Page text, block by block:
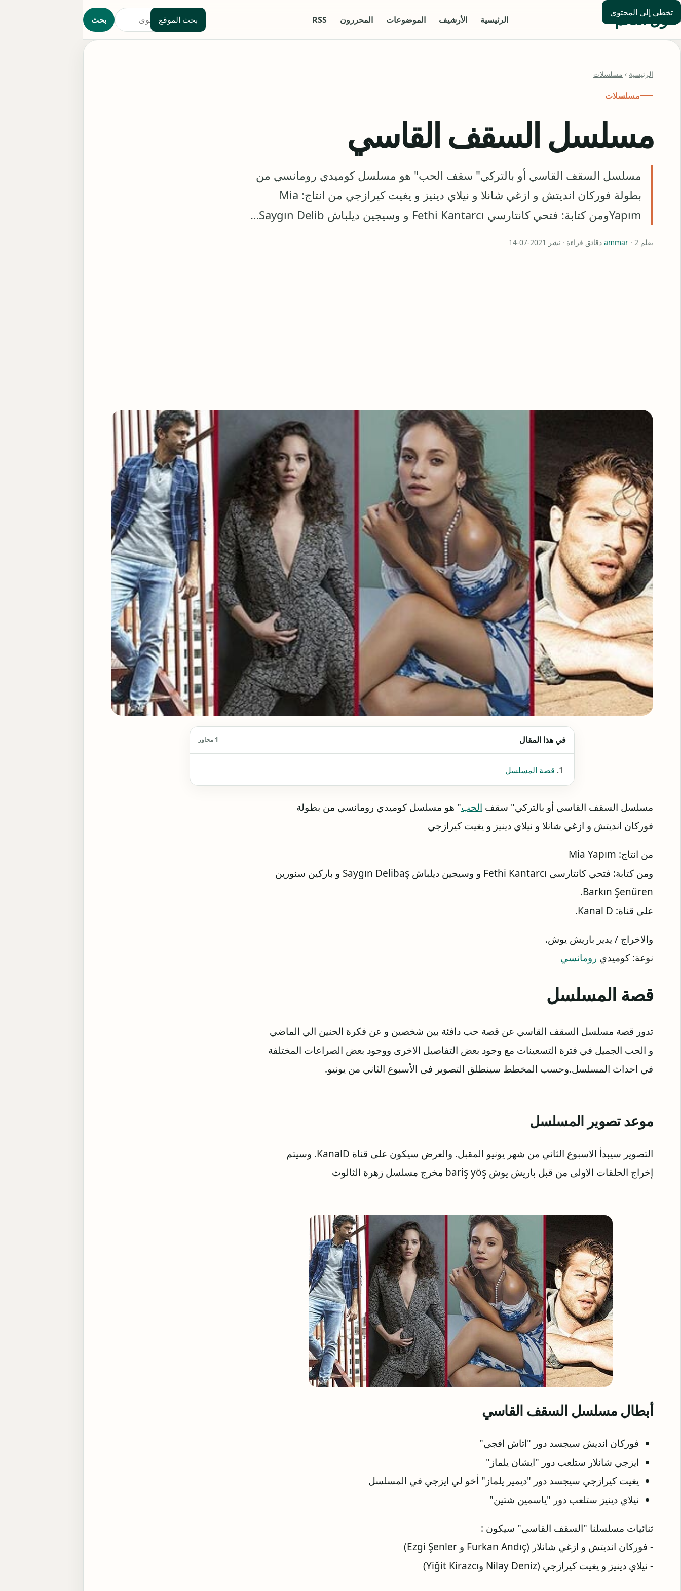
تخطي إلى المحتوى
حلول العالم الرئيسية الأرشيف الموضوعات المحررون RSS بحث الموقع بحث
الرئيسية › مسلسلات
مسلسلات
مسلسل السقف القاسي
مسلسل السقف القاسي أو بالتركي" سقف الحب" هو مسلسل كوميدي رومانسي من
بطولة ‏فوركان انديتش و ازغي شانلا و نيلاي دينيز و يغيت كيرازجي من انتاج: Mia
Yapımومن كتابة: فتحي كانتارسي ‎Fethi Kantarcı و وسيجين ديلباش ‎Saygın Delib…
بقلم ammar · 2 دقائق قراءة · نشر 2021-07-14
في هذا المقال 1 محاور
قصة المسلسل
مسلسل السقف القاسي أو بالتركي" سقف الحب" هو مسلسل كوميدي رومانسي من بطولة
‏فوركان انديتش و ازغي شانلا و نيلاي دينيز و يغيت كيرازجي
من انتاج: Mia Yapım
ومن كتابة: فتحي كانتارسي ‎Fethi Kantarcı و وسيجين ديلباش ‎Saygın Delibaş و باركين سنورين
‎Barkın Şenüren.
على قناة: ‎Kanal D.
والاخراج / يدير باريش يوش.
نوعة: كوميدي رومانسي
قصة المسلسل
تدور قصة مسلسل السقف القاسي عن قصة حب دافئة بين شخصين و عن فكرة الحنين الي الماضي
و الحب الجميل في فترة التسعينات مع وجود بعض التفاصيل الاخرى ووجود بعض الصراعات المختلفة
في احداث المسلسل.وحسب المخطط سينطلق التصوير في الأسبوع الثاني من يونيو.
موعد تصوير المسلسل
‏التصوير سيبدأ الاسبوع الثاني من شهر يونيو المقبل. والعرض سيكون على قناة KanalD. وسيتم
إخراج الحلقات الاولى من قبل باريش يوش bariş yöş مخرج مسلسل زهرة الثالوث
أبطال مسلسل السقف القاسي
فوركان انديش سيجسد دور "اتاش افجي"
ايزجي شانلار ستلعب دور "ايشان يلماز"
يغيت كيرازجي سيجسد دور "ديمير يلماز" أخو لي ايزجي في المسلسل
نيلاي دينيز ستلعب دور "ياسمين شتين"
‏ثنائيات مسلسلنا "السقف القاسي" سيكون :
- فوركان انديتش و ازغي شانلار (Furkan Andıç و ‎Ezgi Şenler)
- نيلاي دينيز و يغيت كيرازجي (‎Nilay Deniz و‎(Yiğit Kirazcı